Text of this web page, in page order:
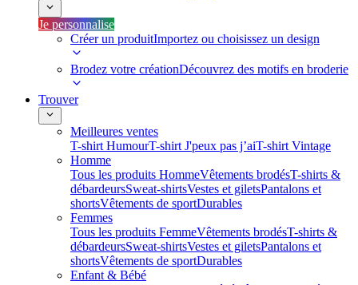
Je personnalise
Créer un produitImportez ou choisissez un design
Brodez votre créationDécouvrez des motifs en broderie
Trouver
Meilleures ventes
T-shirt HumourT-shirt J'peux pas j’aiT-shirt Vintage
Homme
Tous les produits HommeVêtements brodésT-shirts &
débardeursSweat-shirtsVestes et giletsPantalons et
shortsVêtements de sportDurables
Femmes
Tous les produits FemmeVêtements brodésT-shirts &
débardeursSweat-shirtsVestes et giletsPantalons et
shortsVêtements de sportDurables
Enfant & Bébé